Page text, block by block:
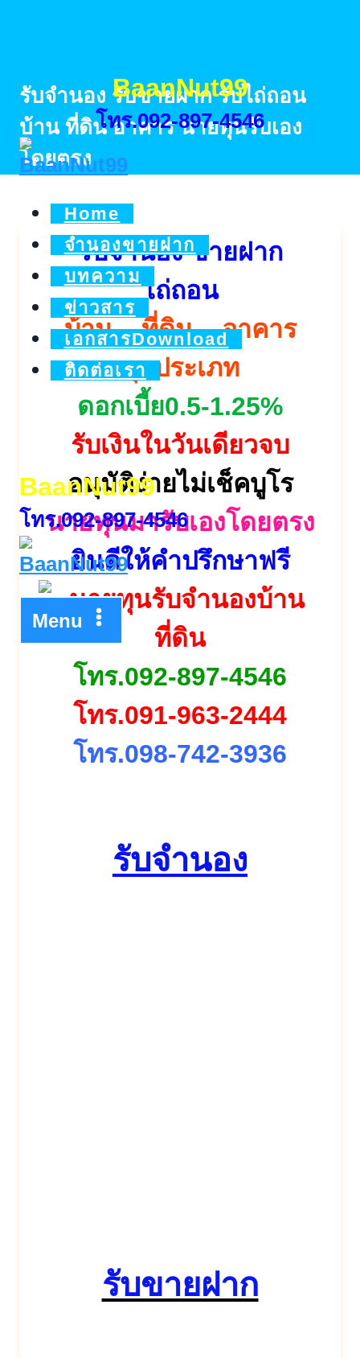
BaanNut99
โทร.092-897-4546
Home
จำนองขายฝาก
บทความ
ข่าวสาร
เอกสารDownload
ติดต่อเรา
BaanNut99
โทร.092-897-4546
Menu
รับจำนอง รับขายฝาก รับไถ่ถอน
บ้าน ที่ดิน อาคาร นายทุนรับเอง
โดยตรง
รับจำนอง ขายฝาก
ไถ่ถอน
บ้าน – ที่ดิน – อาคาร
ทุกประเภท
ดอกเบี้ย0.5-1.25%
รับเงินในวันเดียวจบ
อนุมัติง่ายไม่เช็คบูโร
นายทุนมารับเองโดยตรง
ยินดีให้คำปรึกษาฟรี
โทร.092-897-4546
โทร.091-963-2444
โทร.098-742-3936
รับจำนอง
รับขายฝาก